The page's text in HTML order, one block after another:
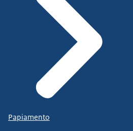
Papiamento